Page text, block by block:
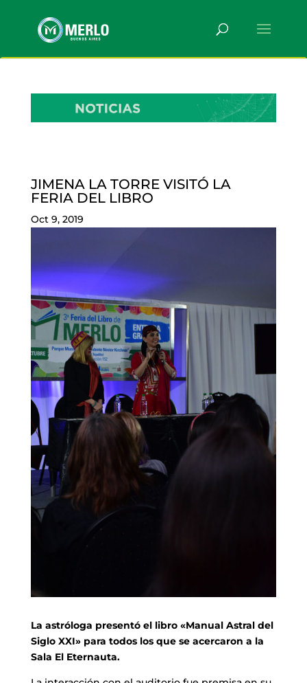
JIMENA LA TORRE VISITÓ LA
FERIA DEL LIBRO
Oct 9, 2019
La astróloga presentó el libro «Manual Astral del
Siglo XXI» para todos los que se acercaron a la
Sala El Eternauta.